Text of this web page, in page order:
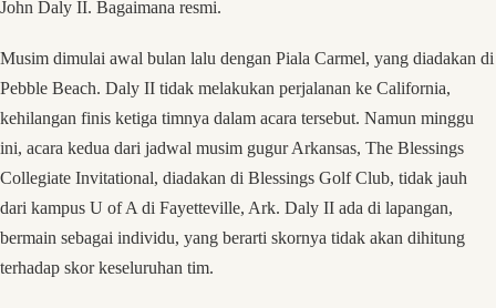
John Daly II. Bagaimana resmi.
Musim dimulai awal bulan lalu dengan Piala Carmel, yang diadakan di
Pebble Beach. Daly II tidak melakukan perjalanan ke California,
kehilangan finis ketiga timnya dalam acara tersebut. Namun minggu
ini, acara kedua dari jadwal musim gugur Arkansas, The Blessings
Collegiate Invitational, diadakan di Blessings Golf Club, tidak jauh
dari kampus U of A di Fayetteville, Ark. Daly II ada di lapangan,
bermain sebagai individu, yang berarti skornya tidak akan dihitung
terhadap skor keseluruhan tim.